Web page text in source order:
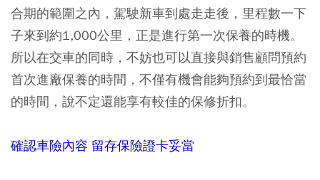
合期的範圍之內，駕駛新車到處走走後，里程數一下
子來到約1,000公里，正是進行第一次保養的時機。
所以在交車的同時，不妨也可以直接與銷售顧問預約
首次進廠保養的時間，不僅有機會能夠預約到最恰當
的時間，說不定還能享有較佳的保修折扣。
確認車險內容 留存保險證卡妥當